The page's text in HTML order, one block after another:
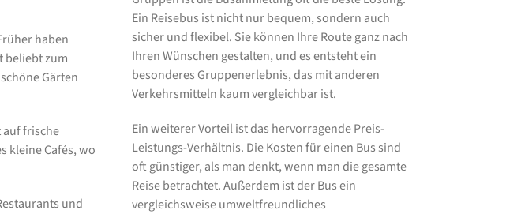
haben
beliebt zum
Gärten
auf frische
kleine Cafés, wo
und
Ein Reisebus ist nicht nur bequem, sondern auch
sicher und flexibel. Sie können Ihre Route ganz nach
Ihren Wünschen gestalten, und es entsteht ein
besonderes Gruppenerlebnis, das mit anderen
Verkehrsmitteln kaum vergleichbar ist.
Ein weiterer Vorteil ist das hervorragende Preis-
Leistungs-Verhältnis. Die Kosten für einen Bus sind
oft günstiger, als man denkt, wenn man die gesamte
Reise betrachtet. Außerdem ist der Bus ein
vergleichsweise umweltfreundliches